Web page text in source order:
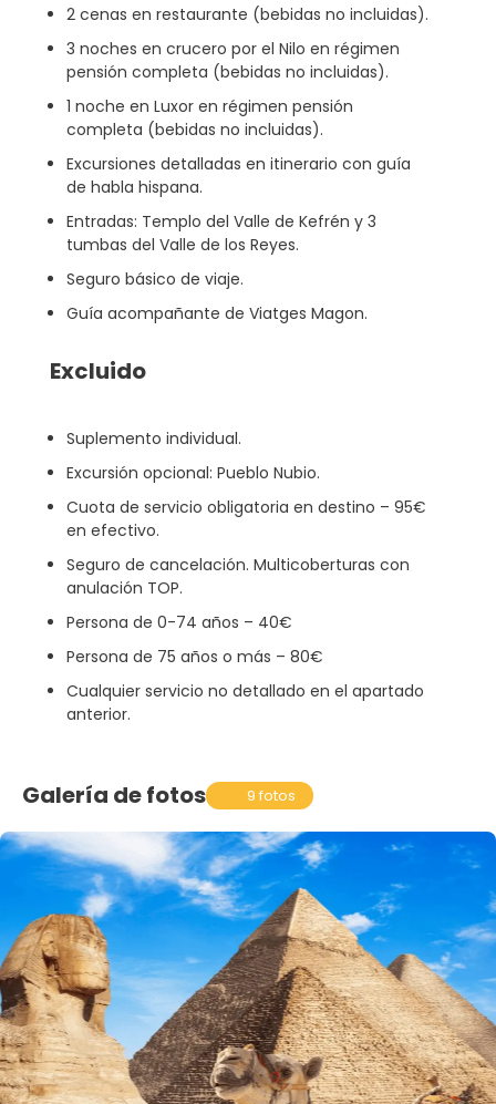
2 cenas en restaurante (bebidas no incluidas).
3 noches en crucero por el Nilo en régimen
pensión completa (bebidas no incluidas).
1 noche en Luxor en régimen pensión
completa (bebidas no incluidas).
Excursiones detalladas en itinerario con guía
de habla hispana.
Entradas: Templo del Valle de Kefrén y 3
tumbas del Valle de los Reyes.
Seguro básico de viaje.
Guía acompañante de Viatges Magon.
Excluido
Suplemento individual.
Excursión opcional: Pueblo Nubio.
Cuota de servicio obligatoria en destino – 95€
en efectivo.
Seguro de cancelación. Multicoberturas con
anulación TOP.
Persona de 0-74 años – 40€
Persona de 75 años o más – 80€
Cualquier servicio no detallado en el apartado
anterior.
Galería de fotos 9 fotos